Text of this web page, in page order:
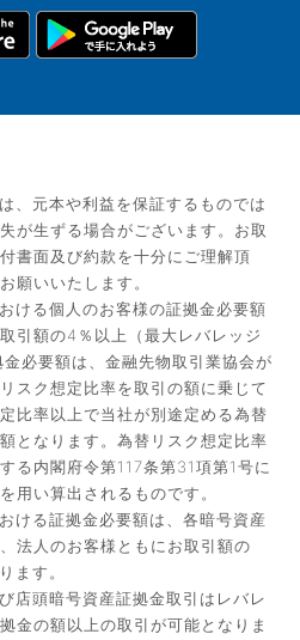
、元本や利益を保証するものでは
が生ずる場合がございます。お取
書面及び約款を十分にご理解頂
願いいたします。
ける個人のお客様の証拠金必要額
引額の4％以上（最大レバレッジ
必要額は、金融先物取引業協会が
スク想定比率を取引の額に乗じて
比率以上で当社が別途定める為替
となります。為替リスク想定比率
る内閣府令第117条第31項第1号に
用い算出されるものです。
ける証拠金必要額は、各暗号資産
法人のお客様ともにお取引額の
ます。
店頭暗号資産証拠金取引はレバレ
金の額以上の取引が可能となりま